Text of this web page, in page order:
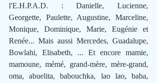
l'E.H.P.A.D. : Danielle, Lucienne,
Georgette, Paulette, Augustine, Marceline,
Monique, Dominique, Marie, Eugénie et
Renée... Mais aussi Mercedes, Guadalupe,
Bowlahi, Elisabeth, ... Et encore mamie,
mamoune, mémé, grand-mère, mère-grand,
oma, abuelita, babouchka, lao lao, baba,